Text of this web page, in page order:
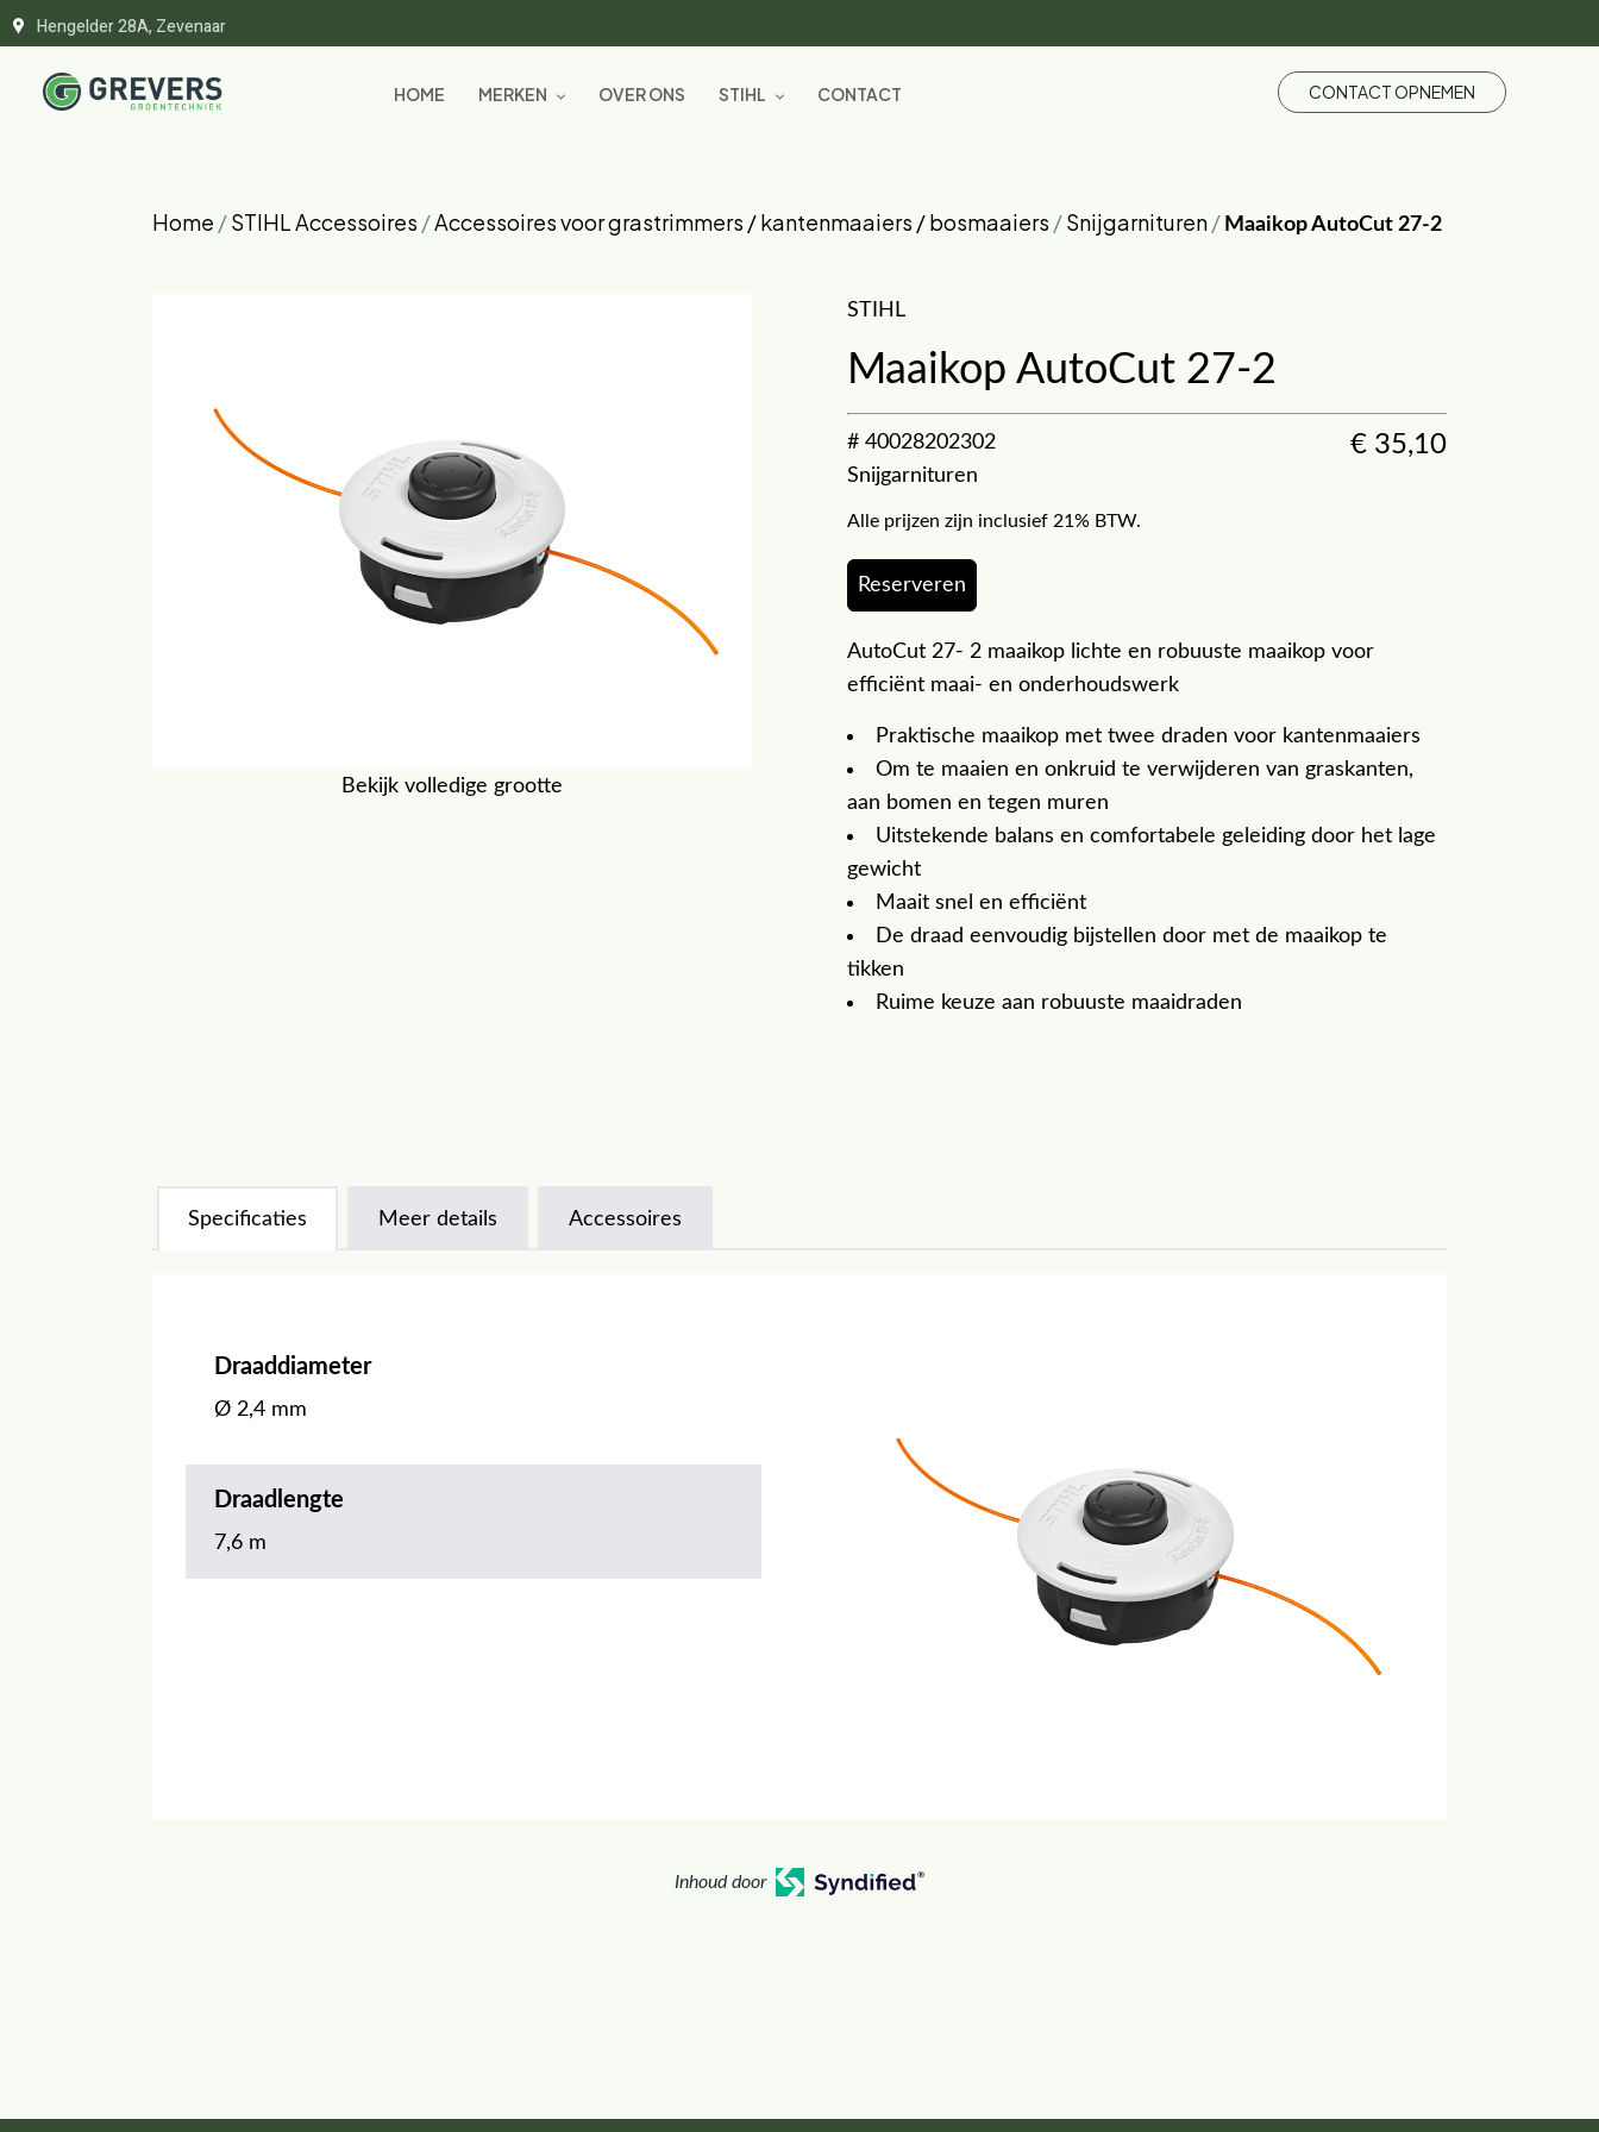
Hengelder 28A, Zevenaar
HOME MERKEN OVER ONS STIHL CONTACT CONTACT OPNEMEN
Home /STIHL Accessoires /Accessoires voor grastrimmers / kantenmaaiers / bosmaaiers /Snijgarnituren/ Maaikop AutoCut 27-2
Bekijk volledige grootte
STIHL
Maaikop AutoCut 27-2
# 40028202302
Snijgarnituren
€ 35,10
Alle prijzen zijn inclusief 21% BTW.
Reserveren
AutoCut 27- 2 maaikop lichte en robuuste maaikop voor
efficiënt maai- en onderhoudswerk
Praktische maaikop met twee draden voor kantenmaaiers
Om te maaien en onkruid te verwijderen van graskanten,
aan bomen en tegen muren
Uitstekende balans en comfortabele geleiding door het lage
gewicht
Maait snel en efficiënt
De draad eenvoudig bijstellen door met de maaikop te
tikken
Ruime keuze aan robuuste maaidraden
Specificaties Meer details Accessoires
Draaddiameter
Ø 2,4 mm
Draadlengte
7,6 m
Inhoud door